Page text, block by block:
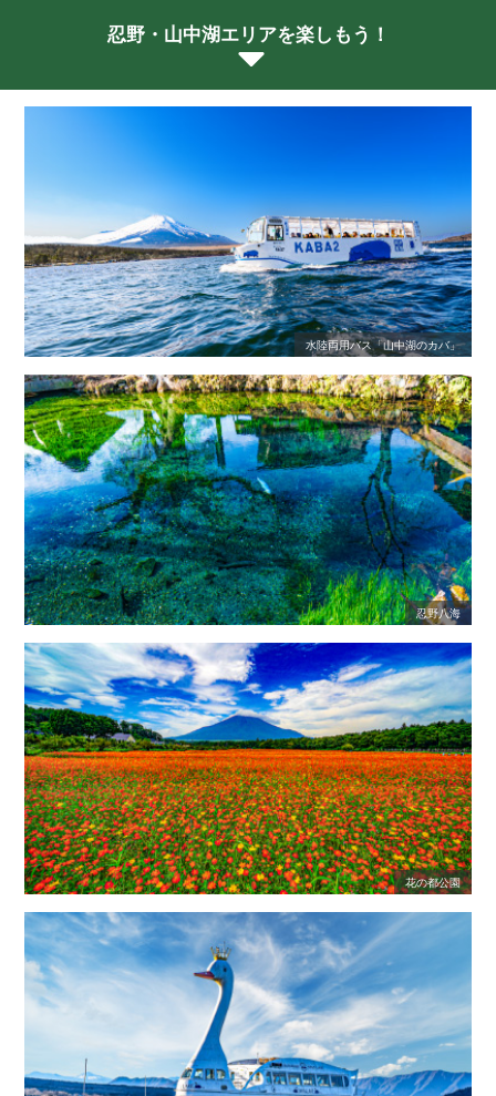
忍野・山中湖エリアを楽しもう！
水陸両用バス「山中湖のカバ」
忍野八海
花の都公園